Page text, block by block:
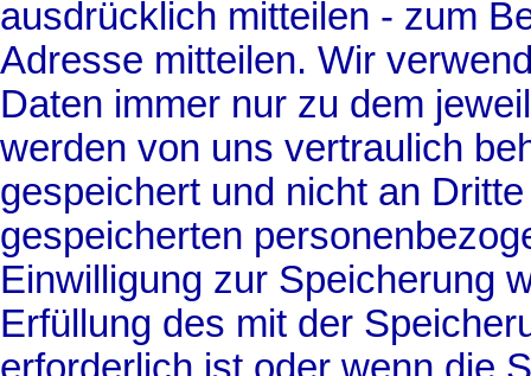
ausdrücklich mitteilen - zum
Adresse mitteilen. Wir
Daten immer nur zu dem
werden von uns vertraulich
gespeichert und nicht an
gespeicherten
Einwilligung zur Speicherung
Erfüllung des mit der
erforderlich ist oder wenn die